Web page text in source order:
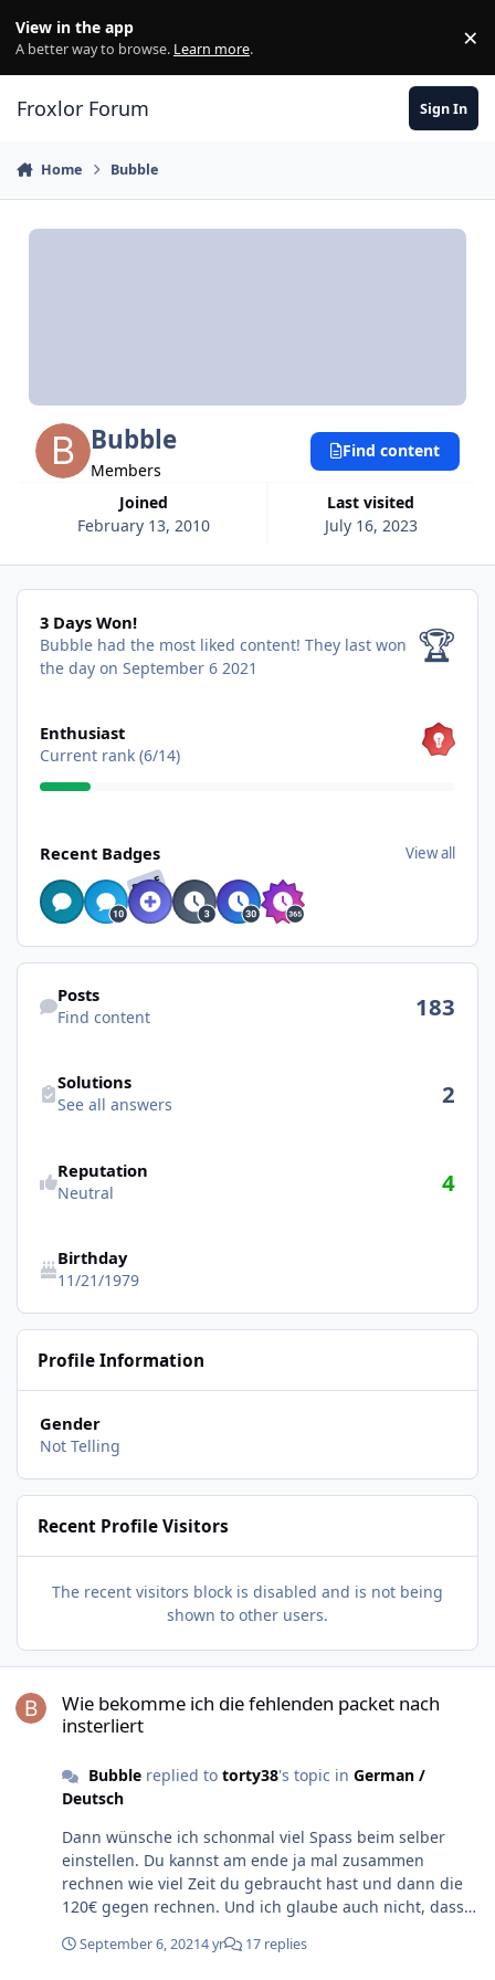
View in the app
A better way to browse. Learn more. ×
Froxlor Forum Sign In
Home Bubble
Bubble
Members
Joined
February 13, 2010
Last visited
July 16, 2023
Find content
3 Days Won!
3 Days Won!
Bubble had the most liked content! They last won
the day on September 6 2021
🏆
Enthusiast
Current rank (6/14)
Recent Badges View all
RARE
Find content
Posts
Find content 183
Solutions
See all answers 2
Reputation
Neutral 4
Birthday
11/21/1979
Profile Information
Gender
Not Telling
Recent Profile Visitors
The recent visitors block is disabled and is not being
shown to other users.
Wie bekomme ich die fehlenden packet nach
insterliert
Bubblereplied to torty38's topic in German /
Deutsch
Dann wünsche ich schonmal viel Spass beim selber
einstellen. Du kannst am ende ja mal zusammen
rechnen wie viel Zeit du gebraucht hast und dann die
120€ gegen rechnen. Und ich glaube auch nicht, dass
geklärt werden. Dann müssen Daten ausgetauscht
September 6, 20214 yr 17 replies